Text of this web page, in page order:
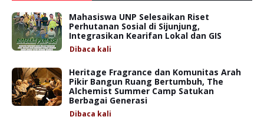
Mahasiswa UNP Selesaikan Riset
Perhutanan Sosial di Sijunjung,
Integrasikan Kearifan Lokal dan GIS
Dibaca kali
Heritage Fragrance dan Komunitas Arah
Pikir Bangun Ruang Bertumbuh, The
Alchemist Summer Camp Satukan
Berbagai Generasi
Dibaca kali